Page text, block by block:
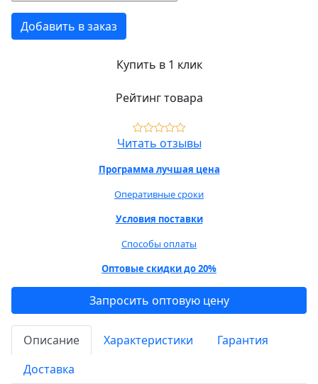
Добавить в заказ
Купить в 1 клик
Рейтинг товара
Читать отзывы
Программа лучшая цена
Оперативные сроки
Условия поставки
Способы оплаты
Оптовые скидки до 20%
Запросить оптовую цену
Описание Характеристики
Гарантия
Доставка